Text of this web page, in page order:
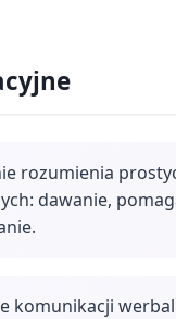
rozumienia
dawanie,
komunikacji